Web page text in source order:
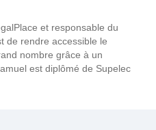
et responsable du
de rendre accessible le
nombre grâce à un
est diplômé de Supelec